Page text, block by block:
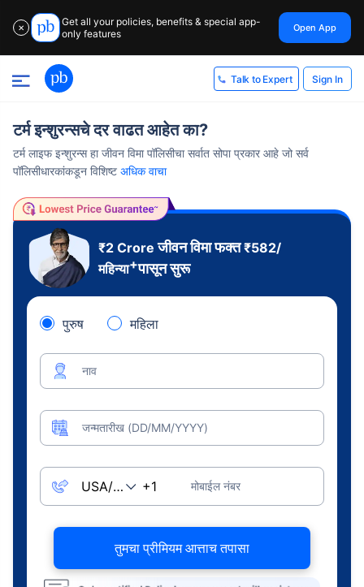
✕
Get all your policies, benefits & special app-
only features
Open App
Talk to Expert Sign In
टर्म इन्शुरन्सचे दर वाढत आहेत का?
टर्म लाइफ इन्शुरन्स हा जीवन विमा पॉलिसीचा सर्वात सोपा प्रकार आहे जो सर्व
पॉलिसीधारकांकडून विशिष्ट अधिक वाचा
₹2 Croreजीवन विमा फक्त₹582/
महिन्या+पासून सुरू
पुरुष महिला
नाव
जन्मतारीख (DD/MM/YYYY)
मोबाईल नंबर
तुमचा प्रीमियम आत्ताच तपासा